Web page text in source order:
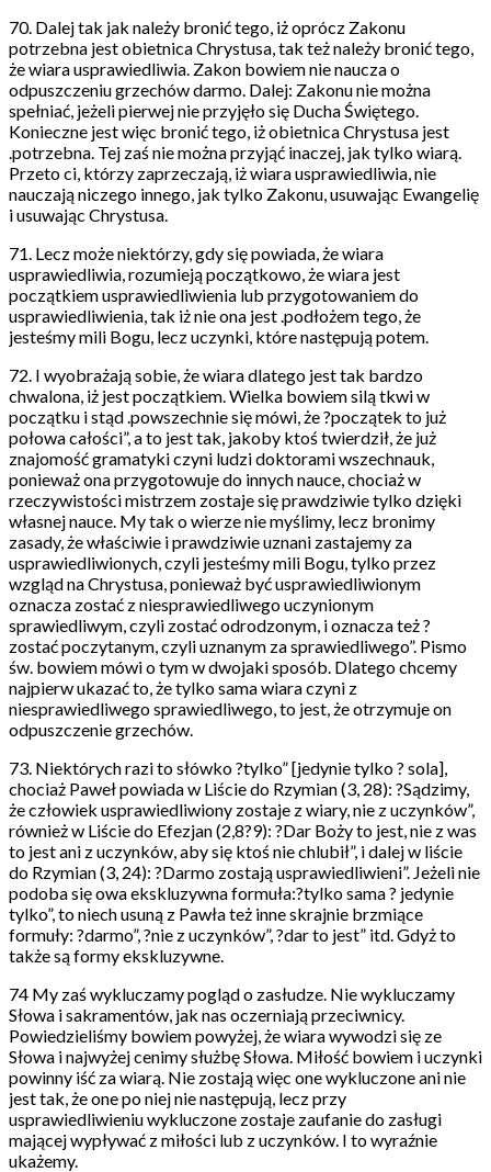
70. Dalej tak jak należy bronić tego, iż oprócz Zakonu
potrzebna jest obietnica Chrystusa, tak też należy bronić tego,
że wiara usprawiedliwia. Zakon bowiem nie naucza o
odpuszczeniu grzechów darmo. Dalej: Zakonu nie można
spełniać, jeżeli pierwej nie przyjęło się Ducha Świętego.
Konieczne jest więc bronić tego, iż obietnica Chrystusa jest
.potrzebna. Tej zaś nie można przyjąć inaczej, jak tylko wiarą.
Przeto ci, którzy zaprzeczają, iż wiara usprawiedliwia, nie
nauczają niczego innego, jak tylko Zakonu, usuwając Ewangelię
i usuwając Chrystusa.
71. Lecz może niektórzy, gdy się powiada, że wiara
usprawiedliwia, rozumieją początkowo, że wiara jest
początkiem usprawiedliwienia lub przygotowaniem do
usprawiedliwienia, tak iż nie ona jest .podłożem tego, że
jesteśmy mili Bogu, lecz uczynki, które następują potem.
72. I wyobrażają sobie, że wiara dlatego jest tak bardzo
chwalona, iż jest początkiem. Wielka bowiem silą tkwi w
początku i stąd .powszechnie się mówi, że ?początek to już
połowa całości”, a to jest tak, jakoby ktoś twierdził, że już
znajomość gramatyki czyni ludzi doktorami wszechnauk,
ponieważ ona przygotowuje do innych nauce, chociaż w
rzeczywistości mistrzem zostaje się prawdziwie tylko dzięki
własnej nauce. My tak o wierze nie myślimy, lecz bronimy
zasady, że właściwie i prawdziwie uznani zastajemy za
usprawiedliwionych, czyli jesteśmy mili Bogu, tylko przez
wzgląd na Chrystusa, ponieważ być usprawiedliwionym
oznacza zostać z niesprawiedliwego uczynionym
sprawiedliwym, czyli zostać odrodzonym, i oznacza też ?
zostać poczytanym, czyli uznanym za sprawiedliwego”. Pismo
św. bowiem mówi o tym w dwojaki sposób. Dlatego chcemy
najpierw ukazać to, że tylko sama wiara czyni z
niesprawiedliwego sprawiedliwego, to jest, że otrzymuje on
odpuszczenie grzechów.
73. Niektórych razi to słówko ?tylko” [jedynie tylko ? sola],
chociaż Paweł powiada w Liście do Rzymian (3, 28): ?Sądzimy,
że człowiek usprawiedliwiony zostaje z wiary, nie z uczynków”,
również w Liście do Efezjan (2,8?9): ?Dar Boży to jest, nie z was
to jest ani z uczynków, aby się ktoś nie chlubił”, i dalej w liście
do Rzymian (3, 24): ?Darmo zostają usprawiedliwieni”. Jeżeli nie
podoba się owa ekskluzywna formuła:?tylko sama ? jedynie
tylko”, to niech usuną z Pawła też inne skrajnie brzmiące
formuły: ?darmo”, ?nie z uczynków”, ?dar to jest” itd. Gdyż to
także są formy ekskluzywne.
74 My zaś wykluczamy pogląd o zasłudze. Nie wykluczamy
Słowa i sakramentów, jak nas oczerniają przeciwnicy.
Powiedzieliśmy bowiem powyżej, że wiara wywodzi się ze
Słowa i najwyżej cenimy służbę Słowa. Miłość bowiem i uczynki
powinny iść za wiarą. Nie zostają więc one wykluczone ani nie
jest tak, że one po niej nie następują, lecz przy
usprawiedliwieniu wykluczone zostaje zaufanie do zasługi
mającej wypływać z miłości lub z uczynków. I to wyraźnie
ukażemy.